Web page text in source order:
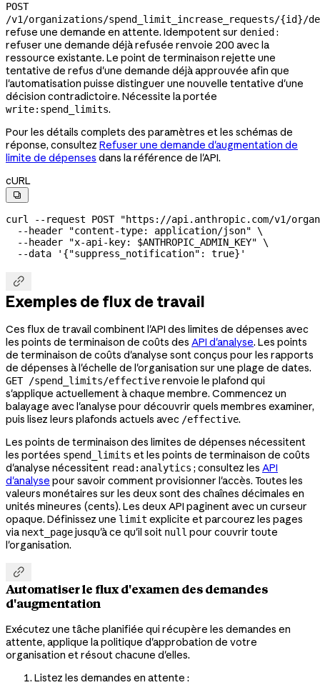
POST
/v1/organizations/spend_limit_increase_requests/{id}/
refuse une demande en attente. Idempotent sur denied :
refuser une demande déjà refusée renvoie 200 avec la
ressource existante. Le point de terminaison rejette une
tentative de refus d'une demande déjà approuvée afin que
l'automatisation puisse distinguer une nouvelle tentative d'une
décision contradictoire. Nécessite la portée
write:spend_limits.
Pour les détails complets des paramètres et les schémas de
réponse, consultez Refuser une demande d'augmentation de
limite de dépenses dans la référence de l'API.
cURL

curl --request POST "https://api.anthropic.com/v1/
  --header
"content-type: application/json" \
  --header
"x-api-key: $ANTHROPIC_ADMIN_KEY" \
  --data
'{"suppress_notification": true}'

Exemples de flux de travail
Ces flux de travail combinent l'API des limites de dépenses avec
les points de terminaison de coûts des API d'analyse. Les points
de terminaison de coûts d'analyse sont conçus pour les rapports
de dépenses à l'échelle de l'organisation sur une plage de dates.
GET /spend_limits/effectiverenvoie le plafond qui
s'applique actuellement à chaque membre. Commencez un
balayage avec l'analyse pour découvrir quels membres examiner,
puis lisez leurs plafonds actuels avec /effective.
Les points de terminaison des limites de dépenses nécessitent
les portées spend_limits et les points de terminaison de coûts
d'analyse nécessitent read:analytics ; consultez les API
d'analyse pour savoir comment provisionner l'accès. Toutes les
valeurs monétaires sur les deux sont des chaînes décimales en
unités mineures (cents). Les deux API paginent avec un curseur
opaque. Définissez une limit explicite et parcourez les pages
via next_pagejusqu'à ce qu'il soit null pour couvrir toute
l'organisation.

Automatiser le flux d'examen des demandes
d'augmentation
Exécutez une tâche planifiée qui récupère les demandes en
attente, applique la politique d'approbation de votre
organisation et résout chacune d'elles.
Listez les demandes en attente :